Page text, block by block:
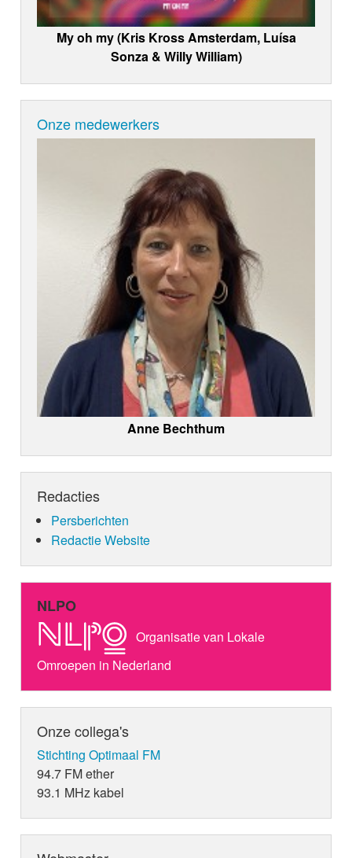
My oh my (Kris Kross Amsterdam, Luísa
Sonza & Willy William)
Onze medewerkers
Anne Bechthum
Redacties
Persberichten
Redactie Website
NLPO
Organisatie van Lokale
Omroepen in Nederland
Onze collega's
Stichting Optimaal FM
94.7 FM ether
93.1 MHz kabel